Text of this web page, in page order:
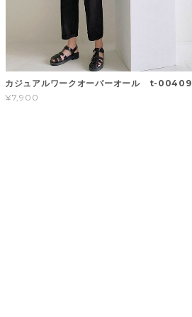
カジュアルワークオーバーオール t-00409
¥7,900